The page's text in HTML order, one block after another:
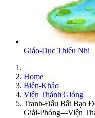
Giáo-Dục Thiếu Nhi
Home
Biên-Khảo
Viện Thánh Gióng
Tranh-Đấu Bất Bạo
Giải-Phóng---Viện